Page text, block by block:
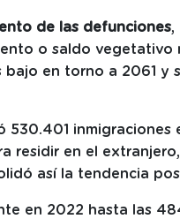
de las defunciones,
o saldo vegetativo
bajo en torno a 2061 y
inmigraciones
residir en el
así la tendencia
en 2022 hasta las